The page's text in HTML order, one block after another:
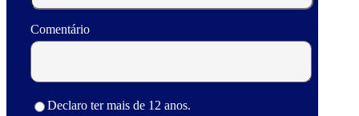
Comentário
Declaro ter mais de 12 anos.